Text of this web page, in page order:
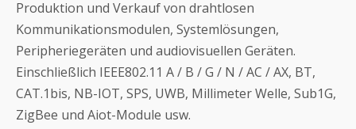
Produktion und Verkauf von drahtlosen
Kommunikationsmodulen, Systemlösungen,
Peripheriegeräten und audiovisuellen Geräten.
Einschließlich IEEE802.11 A / B / G / N / AC / AX, BT,
CAT.1bis, NB-IOT, SPS, UWB, Millimeter Welle, Sub1G,
ZigBee und Aiot-Module usw.